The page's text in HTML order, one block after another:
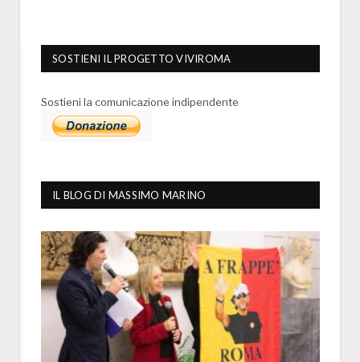
SOSTIENI IL PROGETTO VIVIROMA
Sostieni la comunicazione indipendente
IL BLOG DI MASSIMO MARINO